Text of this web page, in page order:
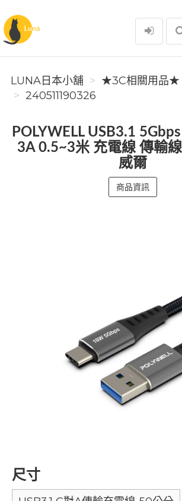
Luna日本小舖
LUNA日本小舖
★3C相關用品★
240511190326
POLYWELL USB3.1
3A 0.5~3米 充電線 傳輸
威爾
商品資訊
尺寸